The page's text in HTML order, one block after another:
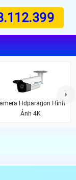
Hdparagon Hình
Ảnh 4K